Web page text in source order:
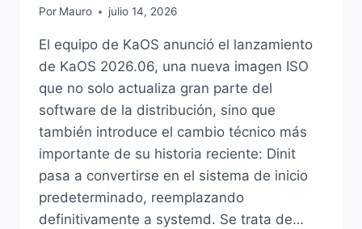
Por Mauro julio 14, 2026
El equipo de KaOS anunció el lanzamiento
de KaOS 2026.06, una nueva imagen ISO
que no solo actualiza gran parte del
software de la distribución, sino que
también introduce el cambio técnico más
importante de su historia reciente: Dinit
pasa a convertirse en el sistema de inicio
predeterminado, reemplazando
definitivamente a systemd. Se trata de…